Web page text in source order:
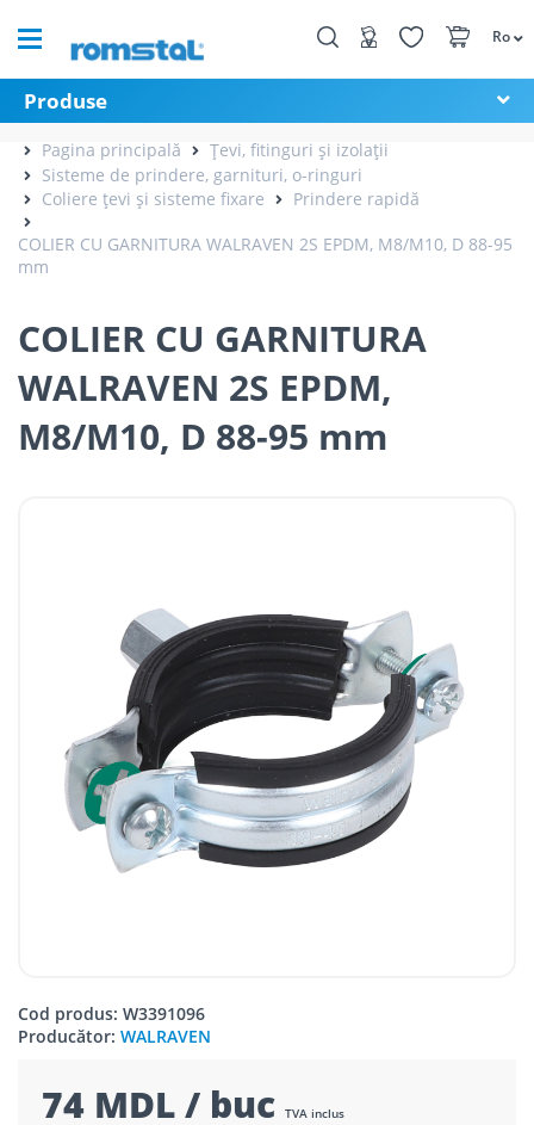
Ro
Produse
Pagina principală
Țevi, fitinguri și izolații
Sisteme de prindere, garnituri, o-ringuri
Coliere țevi și sisteme fixare
Prindere rapidă
COLIER CU GARNITURA WALRAVEN 2S EPDM, M8/M10, D 88-95
mm
COLIER CU GARNITURA
WALRAVEN 2S EPDM,
M8/M10, D 88-95 mm
Cod produs: W3391096
Producător: WALRAVEN
74 MDL / buc TVA inclus